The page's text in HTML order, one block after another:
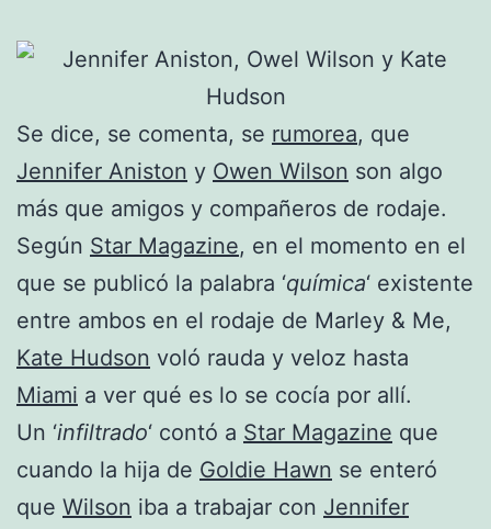
Se dice, se comenta, se rumorea, que
Jennifer Aniston y Owen Wilson son algo
más que amigos y compañeros de rodaje.
Según Star Magazine, en el momento en el
que se publicó la palabra ‘química‘ existente
entre ambos en el rodaje de Marley & Me,
Kate Hudson voló rauda y veloz hasta
Miami a ver qué es lo se cocía por allí.
Un ‘infiltrado‘ contó a Star Magazine que
cuando la hija de Goldie Hawn se enteró
que Wilson iba a trabajar con Jennifer